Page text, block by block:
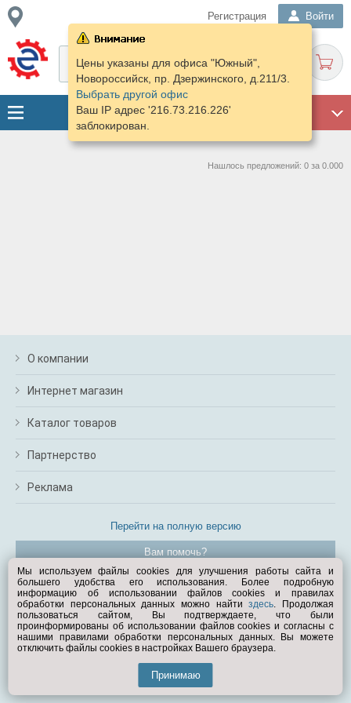
Регистрация Войти
Цены указаны для офиса "Южный",
Новороссийск, пр. Дзержинского, д.211/3.
Выбрать другой офис
Ваш IP адрес '216.73.216.226'
заблокирован.
Нашлось предложений: 0 за 0.000
О компании
Интернет магазин
Каталог товаров
Партнерство
Реклама
Перейти на полную версию
Вам помочь?
© Exist.ru 1998—2026
Мы используем файлы cookies для улучшения работы сайта и
большего удобства его использования. Более подробную
информацию об использовании файлов cookies и правилах
обработки персональных данных можно найтиздесь. Продолжая
пользоваться сайтом, Вы подтверждаете, что были
проинформированы об использовании файлов cookies и согласны с
нашими правилами обработки персональных данных. Вы можете
отключить файлы cookies в настройках Вашего браузера.
Принимаю